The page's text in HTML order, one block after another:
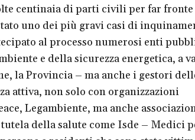
centinaia di parti civili per far fronte
uno dei più gravi casi di
al processo numerosi enti
e della sicurezza energetica, a
la Provincia – ma anche i gestori
attiva, non solo con organizzazioni
Legambiente, ma anche
della salute come Isde – Medici